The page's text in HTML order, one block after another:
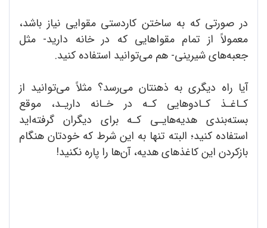
در صورتی که به ساختن کاردستی مقوایی نیاز باشد،
معمولاً از تمام مقواهایی که در خانه دارید- مثل
جعبه‌های شیرینی- هم می‌توانید استفاده کنید.
آیا راه دیگری به ذهنتان می‌رسد؟ مثلاً می‌توانید از
کـاغـذ کـادوهایی کـه در خـانه داریـد، موقع
بسته‌بندی هدیه‌هایـی کـه برای دیگران گرفته‌اید
استفاده کنید؛ البته تنها به این شرط که خودتان هنگام
بازکردن این کاغذهای هدیه، آن‌ها را پاره نکنید!